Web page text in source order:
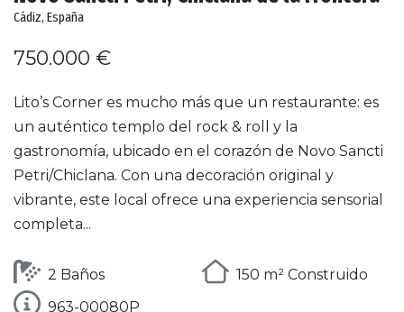
Cádiz, España
750.000 €
Lito’s Corner es mucho más que un restaurante: es
un auténtico templo del rock & roll y la
gastronomía, ubicado en el corazón de Novo Sancti
Petri/Chiclana. Con una decoración original y
vibrante, este local ofrece una experiencia sensorial
completa...
2 Baños
150 m² Construido
963-00080P